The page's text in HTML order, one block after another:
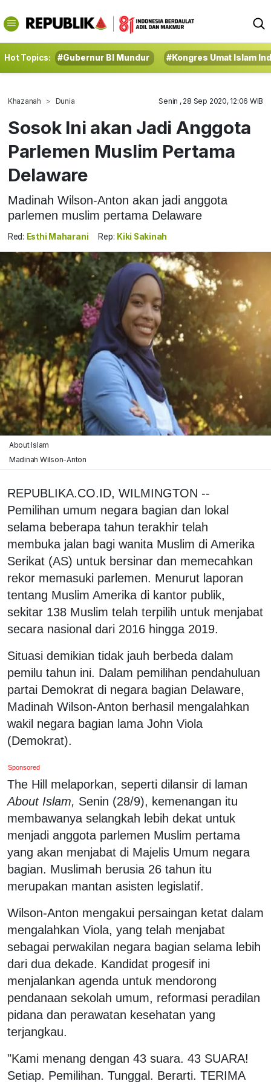
Hot Topics: #Gubernur BI Mundur #Kongres Umat Islam
Khazanah Dunia Senin , 28 Sep 2020, 12:06 WIB
Sosok Ini akan Jadi Anggota
Parlemen Muslim Pertama
Delaware
Madinah Wilson-Anton akan jadi anggota
parlemen muslim pertama Delaware
Red: Esthi Maharani Rep: Kiki Sakinah
About Islam
Madinah Wilson-Anton
REPUBLIKA.CO.ID, WILMINGTON --
Pemilihan umum negara bagian dan lokal
selama beberapa tahun terakhir telah
membuka jalan bagi wanita Muslim di Amerika
Serikat (AS) untuk bersinar dan memecahkan
rekor memasuki parlemen. Menurut laporan
tentang Muslim Amerika di kantor publik,
sekitar 138 Muslim telah terpilih untuk menjabat
secara nasional dari 2016 hingga 2019.
Situasi demikian tidak jauh berbeda dalam
pemilu tahun ini. Dalam pemilihan pendahuluan
partai Demokrat di negara bagian Delaware,
Madinah Wilson-Anton berhasil mengalahkan
wakil negara bagian lama John Viola
(Demokrat).
Sponsored
The Hill melaporkan, seperti dilansir di laman
About Islam, Senin (28/9), kemenangan itu
membawanya selangkah lebih dekat untuk
menjadi anggota parlemen Muslim pertama
yang akan menjabat di Majelis Umum negara
bagian. Muslimah berusia 26 tahun itu
merupakan mantan asisten legislatif.
Wilson-Anton mengakui persaingan ketat dalam
mengalahkan Viola, yang telah menjabat
sebagai perwakilan negara bagian selama lebih
dari dua dekade. Kandidat progesif ini
menjalankan agenda untuk mendorong
pendanaan sekolah umum, reformasi peradilan
pidana dan perawatan kesehatan yang
terjangkau.
"Kami menang dengan 43 suara. 43 SUARA!
Setiap. Pemilihan. Tunggal. Berarti. TERIMA